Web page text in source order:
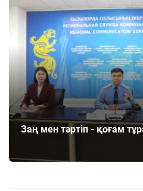
Заң мен тәртіп - қоғам